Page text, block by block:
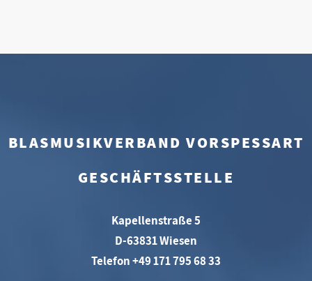
BLASMUSIKVERBAND VORSPESSART
GESCHÄFTSSTELLE
Kapellenstraße 5
D-63831 Wiesen
Telefon +49 171 795 68 33